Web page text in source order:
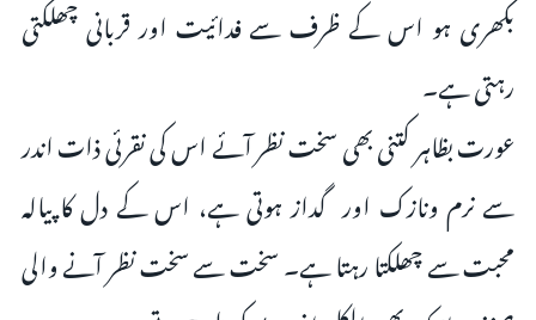
بکھرى ہو اس کے ظرف سے فدائیت اور قربانی چھلکتی
رہتی ہے۔
عورت بظاہر کتنى بھی سخت نظر آئے اس کی نقرئی ذات اندر
سے نرم ونازک اور گداز ہوتى ہے، اس کے دل کا پیالہ
محبت سے چھلکتا رہتا ہے۔ سخت سے سخت نظر آنے والی